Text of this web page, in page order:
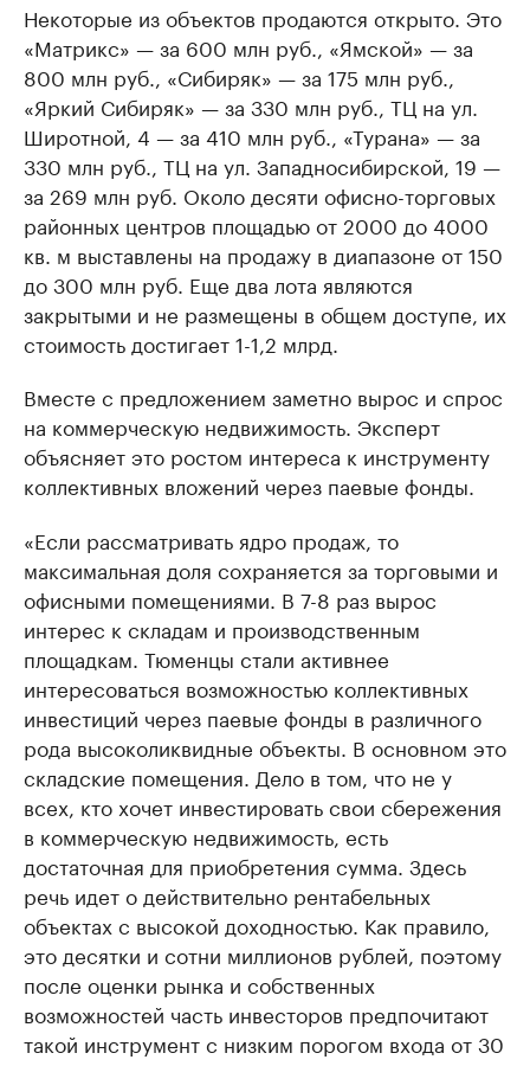
Некоторые из объектов продаются открыто. Это
«Матрикс» — за 600 млн руб., «Ямской» — за
800 млн руб., «Сибиряк» — за 175 млн руб.,
«Яркий Сибиряк» — за 330 млн руб., ТЦ на ул.
Широтной, 4 — за 410 млн руб., «Турана» — за
330 млн руб., ТЦ на ул. Западносибирской, 19 —
за 269 млн руб. Около десяти офисно-торговых
районных центров площадью от 2000 до 4000
кв. м выставлены на продажу в диапазоне от 150
до 300 млн руб. Еще два лота являются
закрытыми и не размещены в общем доступе, их
стоимость достигает 1-1,2 млрд.
Вместе с предложением заметно вырос и спрос
на коммерческую недвижимость. Эксперт
объясняет это ростом интереса к инструменту
коллективных вложений через паевые фонды.
«Если рассматривать ядро продаж, то
максимальная доля сохраняется за торговыми и
офисными помещениями. В 7-8 раз вырос
интерес к складам и производственным
площадкам. Тюменцы стали активнее
интересоваться возможностью коллективных
инвестиций через паевые фонды в различного
рода высоколиквидные объекты. В основном это
складские помещения. Дело в том, что не у
всех, кто хочет инвестировать свои сбережения
в коммерческую недвижимость, есть
достаточная для приобретения сумма. Здесь
речь идет о действительно рентабельных
объектах с высокой доходностью. Как правило,
это десятки и сотни миллионов рублей, поэтому
после оценки рынка и собственных
возможностей часть инвесторов предпочитают
такой инструмент с низким порогом входа от 30